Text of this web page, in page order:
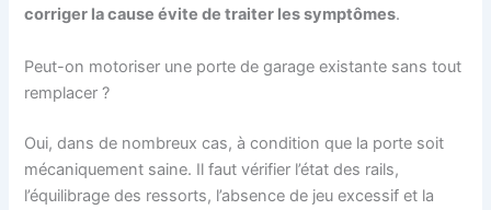
corriger la cause évite de traiter les symptômes.
Peut-on motoriser une porte de garage existante sans tout
remplacer ?
Oui, dans de nombreux cas, à condition que la porte soit
mécaniquement saine. Il faut vérifier l’état des rails,
l’équilibrage des ressorts, l’absence de jeu excessif et la